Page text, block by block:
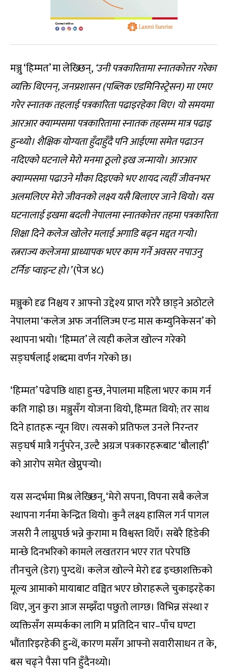
मञ्जु ‘हिम्मत’ मा लेख्छिन्,‘उनी पत्रकारितामा स्नातकोत्तर गरेका
व्यक्ति थिएनन्, जनप्रशासन (पब्लिक एडमिनिस्ट्रेसन) मा एमए
गरेर स्नातक तहलाई पत्रकारिता पढाइरहेका थिए। यो समयमा
आरआर क्याम्पसमा पत्रकारितामा स्नातक तहसम्म मात्र पढाइ
हुन्थ्यो। शैक्षिक योग्यता हुँदाहुँदै पनि आईएमा समेत पढाउन
नदिएको घटनाले मेरो मनमा ठूलो इख जन्मायो। आरआर
क्याम्पसमा पढाउने मौका दिइएको भए शायद त्यहीं जीवनभर
अलमलिएर मेरो जीवनको लक्ष्य यसै बिलाएर जाने थियो। यस
घटनालाई इखमा बदली नेपालमा स्नातकोत्तर तहमा पत्रकारिता
शिक्षा दिने कलेज खोलेर मलाई अगाडि बढ्न मद्दत गर्‍यो।
रत्नराज्य कलेजमा प्राध्यापक भएर काम गर्ने अवसर नपाउनु
टर्निङ प्वाइन्ट हो।’(पेज ४८)
मञ्जुको दृढ निश्चय र आफ्नो उद्देश्य प्राप्त गरेरै छाड्ने अठोटले
नेपालमा ‘कलेज अफ जर्नालिज्म एन्ड मास कम्युनिकेसन’ को
स्थापना भयो। ‘हिम्मत’ ले त्यही कलेज खोल्न गरेको
सङ्घर्षलाई शब्दमा वर्णन गरेको छ।
‘हिम्मत’ पढेपछि थाहा हुन्छ, नेपालमा महिला भएर काम गर्न
कति गाह्रो छ। मञ्जुसँग योजना थियो, हिम्मत थियो; तर साथ
दिने हातहरू न्यून थिए। त्यसको प्रतिफल उनले निरन्तर
सङ्घर्ष मात्रै गर्नुपरेन, उल्टै अग्रज पत्रकारहरूबाट ‘बौलाही’
को आरोप समेत खेप्नुपर्‍यो।
यस सन्दर्भमा मिश्र लेख्छिन्, ‘मेरो सपना, विपना सबै कलेज
स्थापना गर्नमा केन्द्रित थियो। कुनै लक्ष्य हासिल गर्न पागल
जसरी नै लाग्नुपर्छ भन्ने कुरामा म विश्वस्त थिएँ। सबेरै हिंडेकी
मान्छे दिनभरिको कामले लखतरान भएर रात परेपछि
तीनचुले (डेरा) पुग्दथें। कलेज खोल्ने मेरो दृढ इच्छाशक्तिको
मूल्य आमाको मायाबाट वञ्चित भएर छोराहरूले चुकाइरहेका
थिए, जुन कुरा आज सम्झँदा पछुतो लाग्छ। विभिन्न संस्था र
व्यक्तिसँग सम्पर्कका लागि म प्रतिदिन चार–पाँच घण्टा
भौंतारिइरहेकी हुन्थें, कारण मसँग आफ्नो सवारीसाधन त के,
बस चढ्ने पैसा पनि हुँदैनथ्यो।